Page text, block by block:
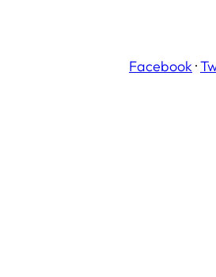
Facebook ·